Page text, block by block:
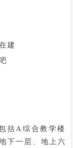
建
括A综合教学楼
下一层、地上六